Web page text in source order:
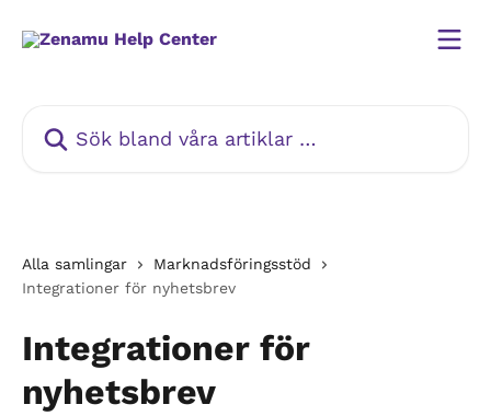
Alla samlingar
Marknadsföringsstöd
Integrationer för nyhetsbrev
Integrationer för
nyhetsbrev